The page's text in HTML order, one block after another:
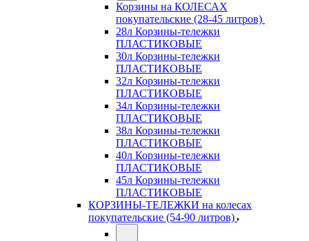
Корзины на КОЛЕСАХ
покупательские (28-45 литров)
28л Корзины-тележки
ПЛАСТИКОВЫЕ
30л Корзины-тележки
ПЛАСТИКОВЫЕ
32л Корзины-тележки
ПЛАСТИКОВЫЕ
34л Корзины-тележки
ПЛАСТИКОВЫЕ
38л Корзины-тележки
ПЛАСТИКОВЫЕ
40л Корзины-тележки
ПЛАСТИКОВЫЕ
45л Корзины-тележки
ПЛАСТИКОВЫЕ
КОРЗИНЫ-ТЕЛЕЖКИ на колесах
покупательские (54-90 литров)